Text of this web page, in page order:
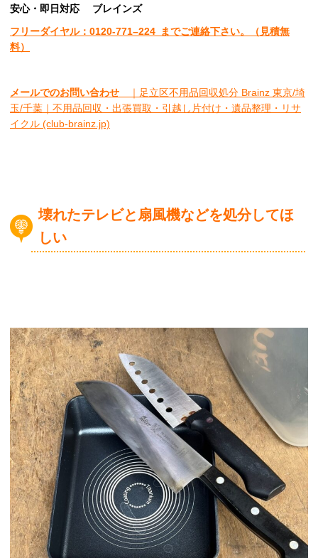
安心・即日対応
ブレインズ
フリーダイヤル：0120-771–224 までご連絡下さい。
（見積無
料）
メールでのお問い合わせ
｜足立区不用品回収処分 Brainz 東京/埼
玉/千葉｜不用品回収・出張買取・引越し片付け・遺品整理・リサ
イクル (club-brainz.jp)
壊れたテレビと扇風機などを処分してほ
しい